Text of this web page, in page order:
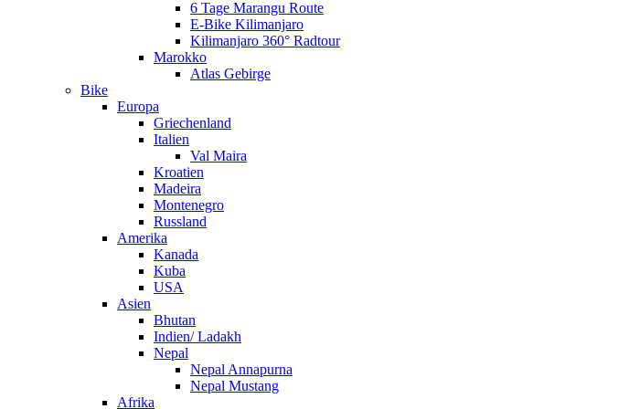
6 Tage Marangu Route
E-Bike Kilimanjaro
Kilimanjaro 360° Radtour
Marokko
Atlas Gebirge
Bike
Europa
Griechenland
Italien
Val Maira
Kroatien
Madeira
Montenegro
Russland
Amerika
Kanada
Kuba
USA
Asien
Bhutan
Indien/ Ladakh
Nepal
Nepal Annapurna
Nepal Mustang
Afrika